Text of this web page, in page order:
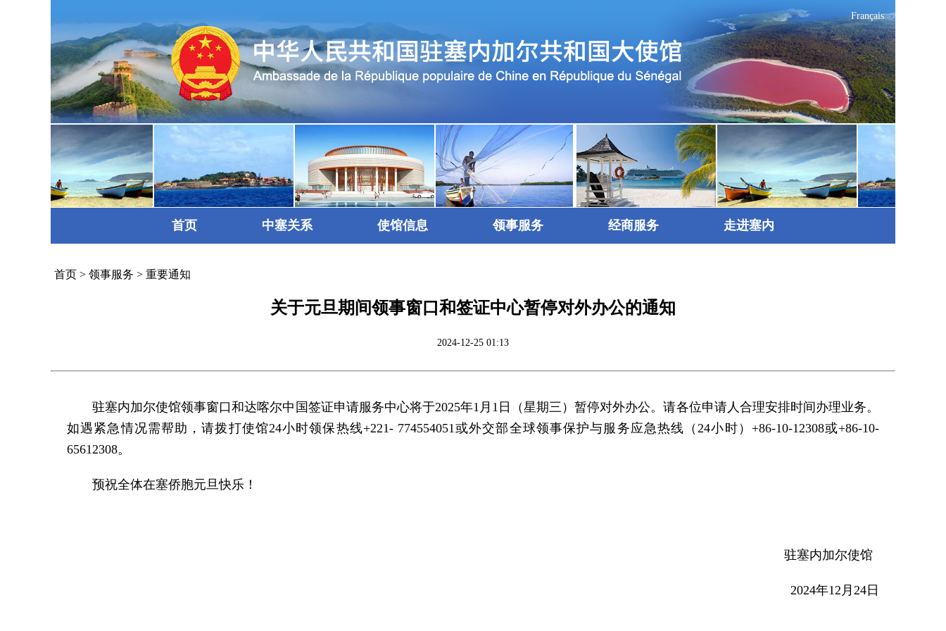
Français
首页 中塞关系 使馆信息 领事服务 经商服务 走进塞内
首页 > 领事服务 > 重要通知
关于元旦期间领事窗口和签证中心暂停对外办公的通知
2024-12-25 01:13
驻塞内加尔使馆领事窗口和达喀尔中国签证申请服务中心将于2025年1月1日（星期三）暂停对外办公。请各位申请人合理安排时间办理业务。
如遇紧急情况需帮助，请拨打使馆24小时领保热线+221- 774554051或外交部全球领事保护与服务应急热线（24小时）+86-10-12308或+86-10-
65612308。
预祝全体在塞侨胞元旦快乐！
驻塞内加尔使馆
2024年12月24日